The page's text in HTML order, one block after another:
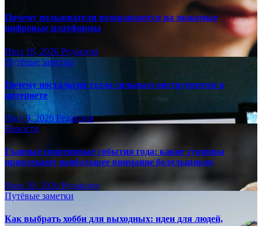
Почему пользователи возвращаются на знакомые
цифровые платформы
Июл 18, 2026 Редакция
Путёвые заметки
Почему ностальгия стала сильным инструментом в
интернете
Июл 9, 2026 Редакция
Новости
Главные спортивные события года: какие турниры
привлекают наибольшее внимание болельщиков
Июн 30, 2026 Редакция
Путёвые заметки
Как выбрать хобби для выходных: идеи для людей,